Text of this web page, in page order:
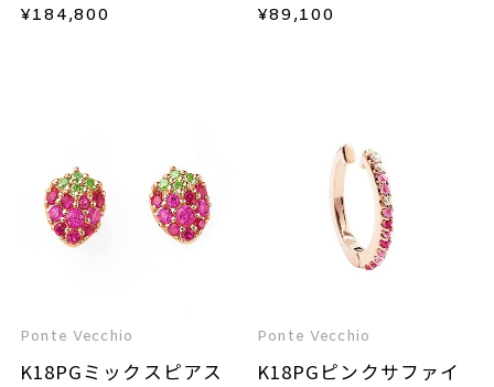
ピアス
¥184,800 ¥89,100
Ponte Vecchio
K18PGミックスピアス
Ponte Vecchio
K18PGピンクサファイ